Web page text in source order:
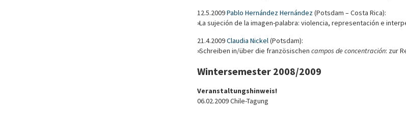
12.5.2009Pablo Hernández Hernández(Potsdam – Costa Rica):
»La sujeción de la imagen-palabra: violencia, representación e
21.4.2009Claudia Nickel(Potsdam):
»Schreiben in/über die französischen campos de concentración: zur
Wintersemester 2008/2009
Veranstaltungshinweis!
06.02.2009 Chile-Tagung